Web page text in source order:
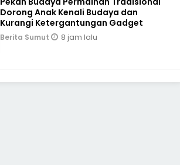
Dorong Anak Kenali Budaya dan
Kurangi Ketergantungan Gadget
Berita Sumut 8 jam lalu